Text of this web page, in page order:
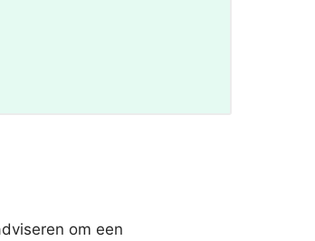
om een